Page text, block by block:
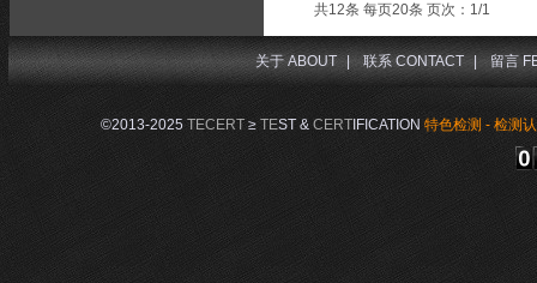
共12条 每页20条 页次：1/1
©2013-2025 TECERT≥TEST & CERT IFICATION 特色检测 - 检测
关于 ABOUT 联系 CONTACT 留言